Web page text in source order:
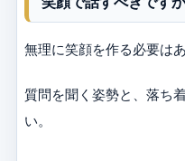
無理に笑顔を作る必要は
質問を聞く姿勢と、落ち
い。